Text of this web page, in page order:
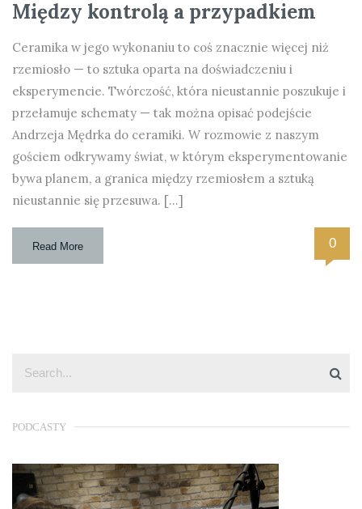
Między kontrolą a przypadkiem
Ceramika w jego wykonaniu to coś znacznie więcej niż
rzemiosło — to sztuka oparta na doświadczeniu i
eksperymencie. Twórczość, która nieustannie poszukuje i
przełamuje schematy — tak można opisać podejście
Andrzeja Mędrka do ceramiki. W rozmowie z naszym
gościem odkrywamy świat, w którym eksperymentowanie
bywa planem, a granica między rzemiosłem a sztuką
nieustannie się przesuwa. […]
Read More 0
PODCASTY